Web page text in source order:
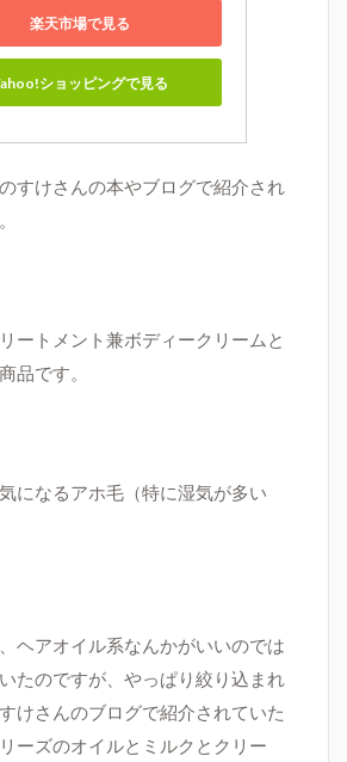
楽天市場で見る
ショッピングで見る
すけさんの本やブログで紹介され
ートメント兼ボディークリームと
品です。
になるアホ毛（特に湿気が多い
ヘアオイル系なんかがいいのでは
たのですが、やっぱり絞り込まれ
けさんのブログで紹介されていた
ーズのオイルと ミルクと クリー